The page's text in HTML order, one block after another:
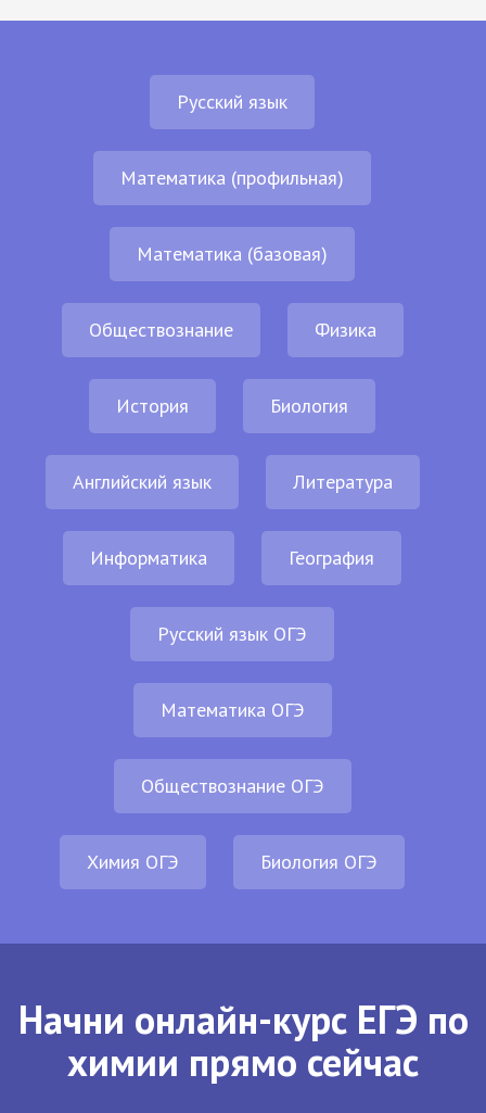
Русский язык
Математика (профильная)
Математика (базовая)
Обществознание Физика
История Биология
Английский язык Литература
Информатика География
Русский язык ОГЭ
Математика ОГЭ
Обществознание ОГЭ
Химия ОГЭ Биология ОГЭ
Начни онлайн-курс ЕГЭ по
химии прямо сейчас